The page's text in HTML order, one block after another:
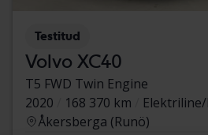
Testitud
Volvo XC40
T5 FWD Twin Engine
2020
168 370 km
Åkersberga (Runö)